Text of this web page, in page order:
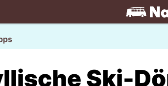
travel.NAU.ch
Ski-